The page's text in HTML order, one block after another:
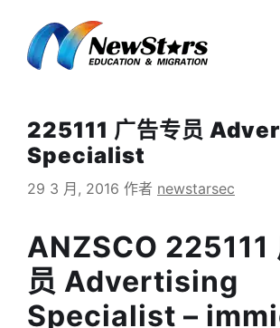
225111 广告专员
Specialist
29 3 月, 2016 作者 newstarsec
ANZSCO 225111
员 Advertising
Specialist –